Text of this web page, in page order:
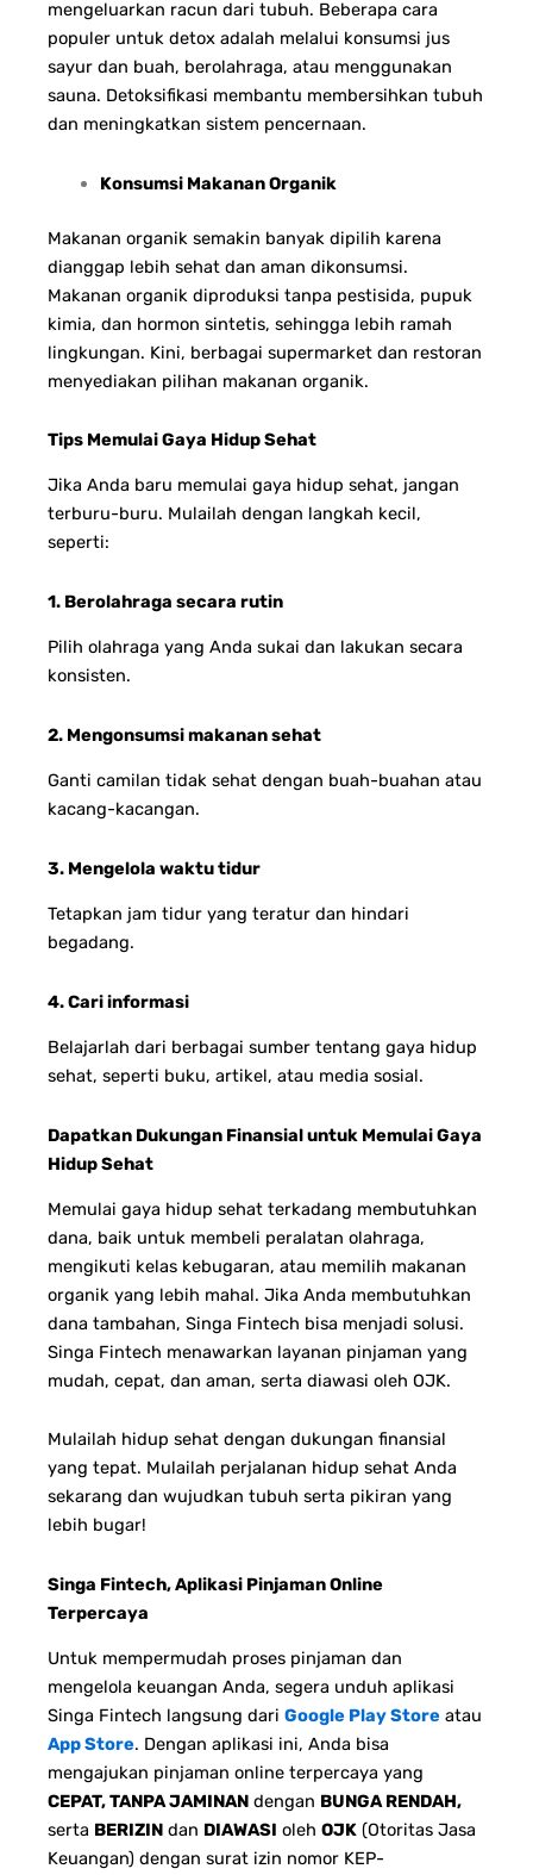
mengeluarkan racun dari tubuh. Beberapa cara
populer untuk detox adalah melalui konsumsi jus
sayur dan buah, berolahraga, atau menggunakan
sauna. Detoksifikasi membantu membersihkan tubuh
dan meningkatkan sistem pencernaan.
Konsumsi Makanan Organik
Makanan organik semakin banyak dipilih karena
dianggap lebih sehat dan aman dikonsumsi.
Makanan organik diproduksi tanpa pestisida, pupuk
kimia, dan hormon sintetis, sehingga lebih ramah
lingkungan. Kini, berbagai supermarket dan restoran
menyediakan pilihan makanan organik.
Tips Memulai Gaya Hidup Sehat
Jika Anda baru memulai gaya hidup sehat, jangan
terburu-buru. Mulailah dengan langkah kecil,
seperti:
1. Berolahraga secara rutin
Pilih olahraga yang Anda sukai dan lakukan secara
konsisten.
2. Mengonsumsi makanan sehat
Ganti camilan tidak sehat dengan buah-buahan atau
kacang-kacangan.
3. Mengelola waktu tidur
Tetapkan jam tidur yang teratur dan hindari
begadang.
4. Cari informasi
Belajarlah dari berbagai sumber tentang gaya hidup
sehat, seperti buku, artikel, atau media sosial.
Dapatkan Dukungan Finansial untuk Memulai Gaya
Hidup Sehat
Memulai gaya hidup sehat terkadang membutuhkan
dana, baik untuk membeli peralatan olahraga,
mengikuti kelas kebugaran, atau memilih makanan
organik yang lebih mahal. Jika Anda membutuhkan
dana tambahan, Singa Fintech bisa menjadi solusi.
Singa Fintech menawarkan layanan pinjaman yang
mudah, cepat, dan aman, serta diawasi oleh OJK.
Mulailah hidup sehat dengan dukungan finansial
yang tepat. Mulailah perjalanan hidup sehat Anda
sekarang dan wujudkan tubuh serta pikiran yang
lebih bugar!
Singa Fintech, Aplikasi Pinjaman Online
Terpercaya
Untuk mempermudah proses pinjaman dan
mengelola keuangan Anda, segera unduh aplikasi
Singa Fintech langsung dari Google Play Store atau
App Store. Dengan aplikasi ini, Anda bisa
mengajukan pinjaman online terpercaya yang
CEPAT, TANPA JAMINAN dengan BUNGA RENDAH,
serta BERIZIN dan DIAWASI oleh OJK (Otoritas Jasa
Keuangan) dengan surat izin nomor KEP-